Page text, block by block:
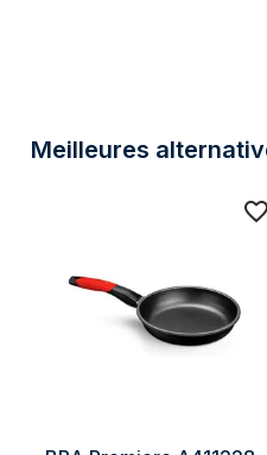
Meilleures